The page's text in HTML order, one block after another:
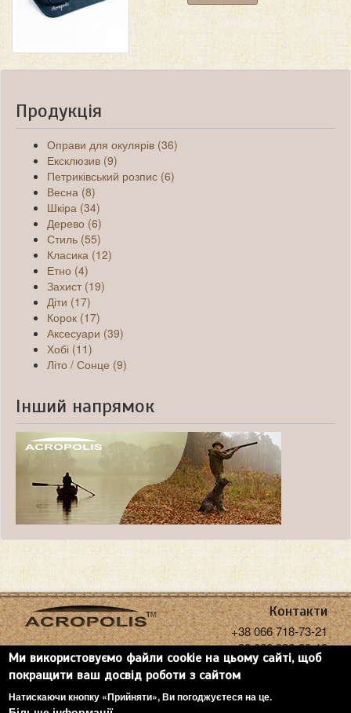
Продукція
Оправи для окулярів (36)
Ексклюзив (9)
Петриківський розпис (6)
Весна (8)
Шкіра (34)
Дерево (6)
Стиль (55)
Класика (12)
Етно (4)
Захист (19)
Діти (17)
Корок (17)
Аксесуари (39)
Хобі (11)
Літо / Сонце (9)
Інший напрямок
Контакти
+38 066 718-73-21
+38 068 936-30-18
acropolisoptics@gmail.com
Ми використовуємо файли cookie на цьому сайті, щоб
покращити ваш досвід роботи з сайтом
Натискаючи кнопку «Прийняти», Ви погоджуєтеся на це.